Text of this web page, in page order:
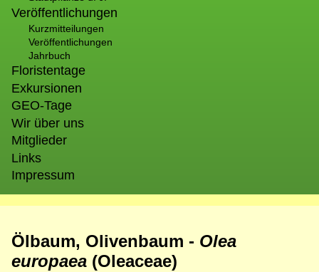
Veröffentlichungen
Kurzmitteilungen
Veröffentlichungen
Jahrbuch
Floristentage
Exkursionen
GEO-Tage
Wir über uns
Mitglieder
Links
Impressum
Ölbaum, Olivenbaum - Olea
europaea (Oleaceae)